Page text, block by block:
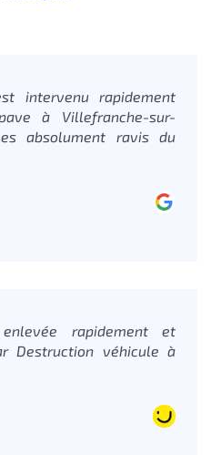
intervenu rapidement
à Villefranche-sur-
absolument ravis du
rapidement et
Destruction véhicule à